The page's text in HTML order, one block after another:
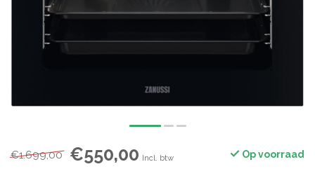
€1.699,00 €550,00 Incl. btw Op voorraad